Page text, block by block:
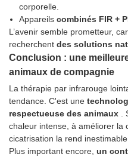
corporelle.
Appareils combinés FIR +
L’avenir semble prometteur,
recherchent des solutions
Conclusion : une
animaux de compagnie
La thérapie par infrarouge
tendance. C'est une
respectueuse des animaux .
chaleur intense, à améliorer la
cicatrisation la rend
Plus important encore, un